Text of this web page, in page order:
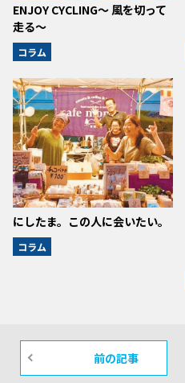
ENJOY CYCLING～ 風を切って
走る～
コラム
にしたま。この人に会いたい。
コラム
前の記事